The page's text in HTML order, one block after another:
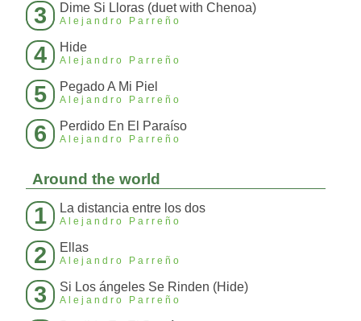
3 Dime Si Lloras (duet with Chenoa)
Alejandro Parreño
4 Hide
Alejandro Parreño
5 Pegado A Mi Piel
Alejandro Parreño
6 Perdido En El Paraíso
Alejandro Parreño
Around the world
1 La distancia entre los dos
Alejandro Parreño
2 Ellas
Alejandro Parreño
3 Si Los ángeles Se Rinden (Hide)
Alejandro Parreño